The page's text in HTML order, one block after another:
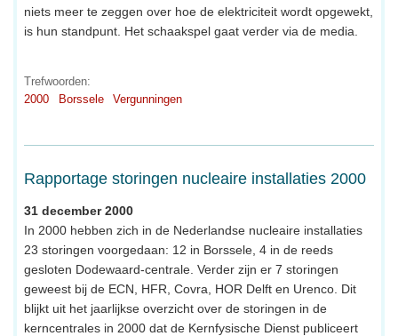
niets meer te zeggen over hoe de elektriciteit wordt opgewekt,
is hun standpunt. Het schaakspel gaat verder via de media.
Trefwoorden:
2000
Borssele Vergunningen
Rapportage storingen nucleaire installaties 2000
31 december 2000
In 2000 hebben zich in de Nederlandse nucleaire installaties
23 storingen voorgedaan: 12 in Borssele, 4 in de reeds
gesloten Dodewaard-centrale. Verder zijn er 7 storingen
geweest bij de ECN, HFR, Covra, HOR Delft en Urenco. Dit
blijkt uit het jaarlijkse overzicht over de storingen in de
kerncentrales in 2000 dat de Kernfysische Dienst publiceert